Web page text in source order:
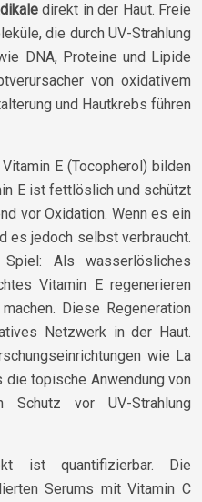
direkt in der Haut. Freie
die durch UV-Strahlung
DNA, Proteine und Lipide
von oxidativem
und Hautkrebs führen
E (Tocopherol) bilden
E ist fettlöslich und schützt
vor Oxidation. Wenn es ein
es jedoch selbst verbraucht.
Als wasserlösliches
Vitamin E regenerieren
Diese Regeneration
Netzwerk in der Haut.
wie La
topische Anwendung von
Schutz vor UV-Strahlung
ist quantifizierbar. Die
Serums mit Vitamin C